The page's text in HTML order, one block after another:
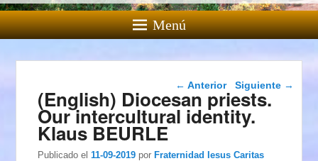
Menú
Navegación de
entradas
← Anterior Siguiente →
(English) Diocesan priests.
Our intercultural identity.
Klaus BEURLE
Publicado el 11-09-2019 porFraternidad Iesus Caritas